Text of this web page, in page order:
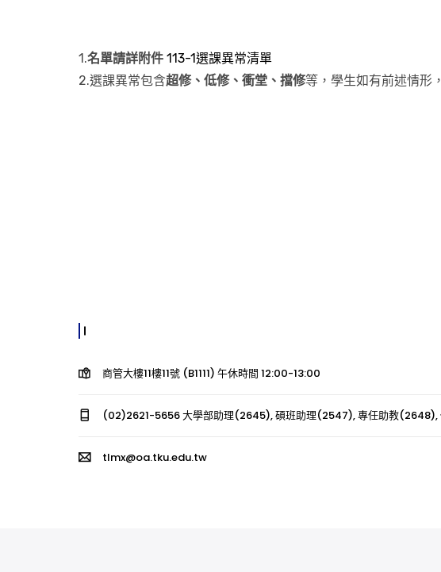
1.名單請詳附件 113-1選課異常清單
2.選課異常包含超修、低修、衝堂、擋修等，學生如有前述情形
商管大樓11樓11號 (B1111) 午休時間 12:00-13:00
(02)2621-5656 大學部助理(2645), 碩班助理(2547), 專任助教
tlmx@oa.tku.edu.tw